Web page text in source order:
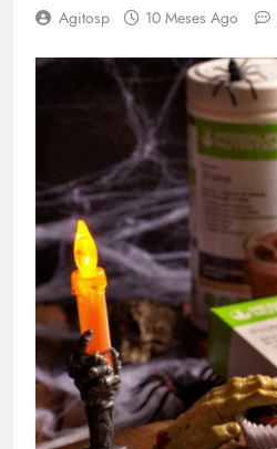
Agitosp 10 Meses Ago